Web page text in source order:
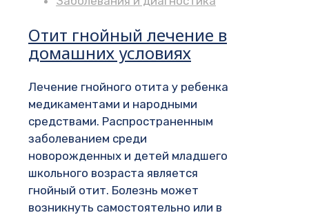
Отит гнойный лечение в
домашних условиях
Лечение гнойного отита у ребенка
медикаментами и народными
средствами. Распространенным
заболеванием среди
новорожденных и детей младшего
школьного возраста является
гнойный отит. Болезнь может
возникнуть самостоятельно или в